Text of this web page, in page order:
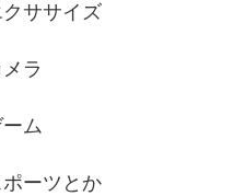
クササイズ
ラ
ム
ポーツとか